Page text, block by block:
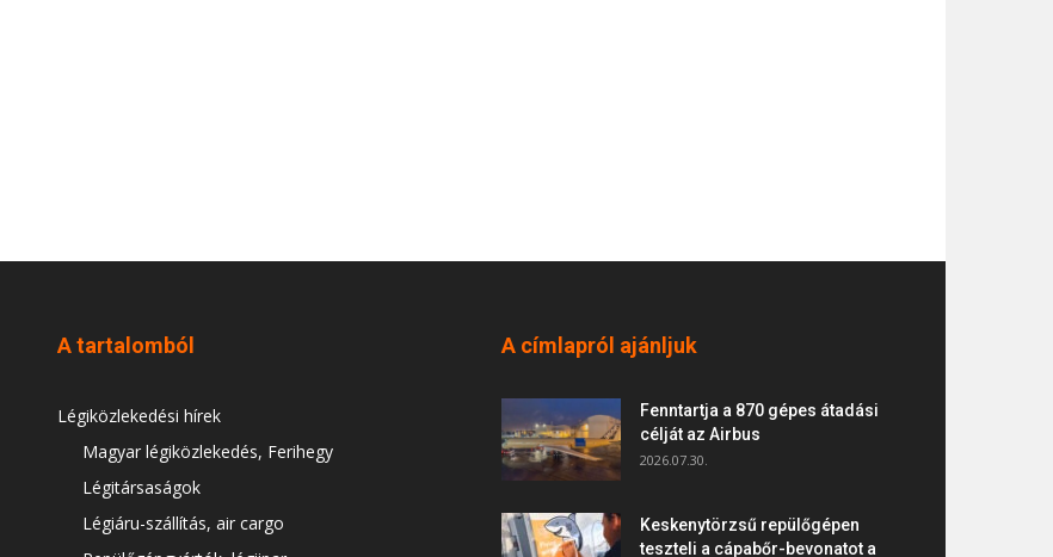
A tartalomból
Légiközlekedési hírek
Magyar légiközlekedés, Ferihegy
Légitársaságok
Légiáru-szállítás, air cargo
A címlapról ajánljuk
Fenntartja a 870 gépes átadási
célját az Airbus
2026.07.30.
Keskenytörzsű repülőgépen
teszteli a cápabőr-bevonatot a